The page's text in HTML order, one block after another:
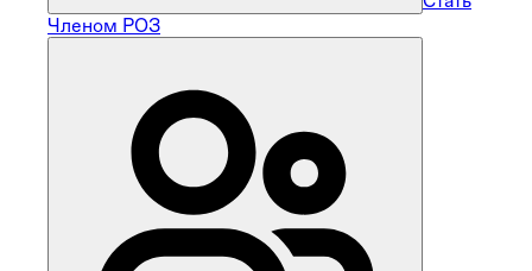
Членом РОЗ